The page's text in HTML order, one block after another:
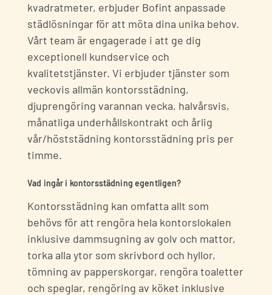
kvadratmeter, erbjuder Bofint anpassade
städlösningar för att möta dina unika behov.
Vårt team är engagerade i att ge dig
exceptionell kundservice och
kvalitetstjänster. Vi erbjuder tjänster som
veckovis allmän kontorsstädning,
djuprengöring varannan vecka, halvårsvis,
månatliga underhållskontrakt och årlig
vår/höststädning kontorsstädning pris per
timme.
Vad ingår i kontorsstädning egentligen?
Kontorsstädning kan omfatta allt som
behövs för att rengöra hela kontorslokalen
inklusive dammsugning av golv och mattor,
torka alla ytor som skrivbord och hyllor,
tömning av papperskorgar, rengöra toaletter
och speglar, rengöring av köket inklusive